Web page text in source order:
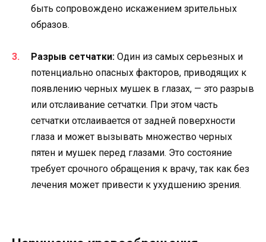
быть сопровождено искажением зрительных
образов.
Разрыв сетчатки: Один из самых серьезных и
потенциально опасных факторов, приводящих к
появлению черных мушек в глазах, — это разрыв
или отслаивание сетчатки. При этом часть
сетчатки отслаивается от задней поверхности
глаза и может вызывать множество черных
пятен и мушек перед глазами. Это состояние
требует срочного обращения к врачу, так как без
лечения может привести к ухудшению зрения.